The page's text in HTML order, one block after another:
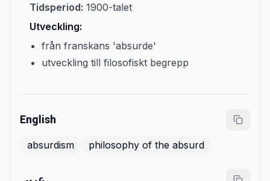
Tidsperiod: 1900-talet
Utveckling:
från franskans 'absurde'
utveckling till filosofiskt begrepp
English
absurdism philosophy of the absurd